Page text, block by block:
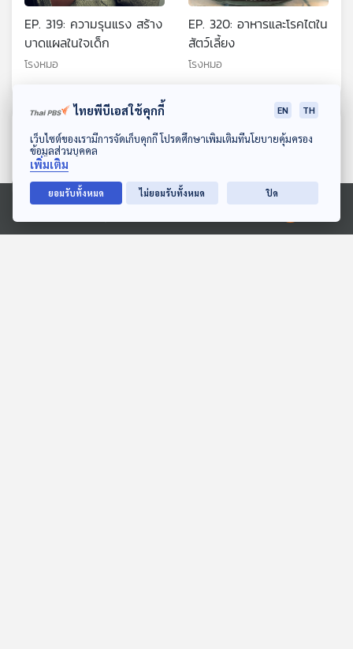
ดาวน์โหลด Thai PBS Podcast Application
Ⓒ 2020 องค์การกระจายเสียงและแพร่ภาพสาธารณะแห่งประเทศไทย
EP. 319: ความรุนแรง สร้าง
บาดแผลในใจเด็ก
โรงหมอ
EP. 320: อาหารและโรคไตใน
สัตว์เลี้ยง
โรงหมอ
ตอนที่เกี่ยวข้อง
ไทยพีบีเอสใช้คุกกี้ EN TH
เว็บไซต์ของเรามีการจัดเก็บคุกกี้ โปรดศึกษาเพิ่มเติมที่นโยบายคุ้มครอง
ข้อมูลส่วนบุคคล
เพิ่มเติม
ยอมรับทั้งหมด ไม่ยอมรับทั้งหมด ปิด